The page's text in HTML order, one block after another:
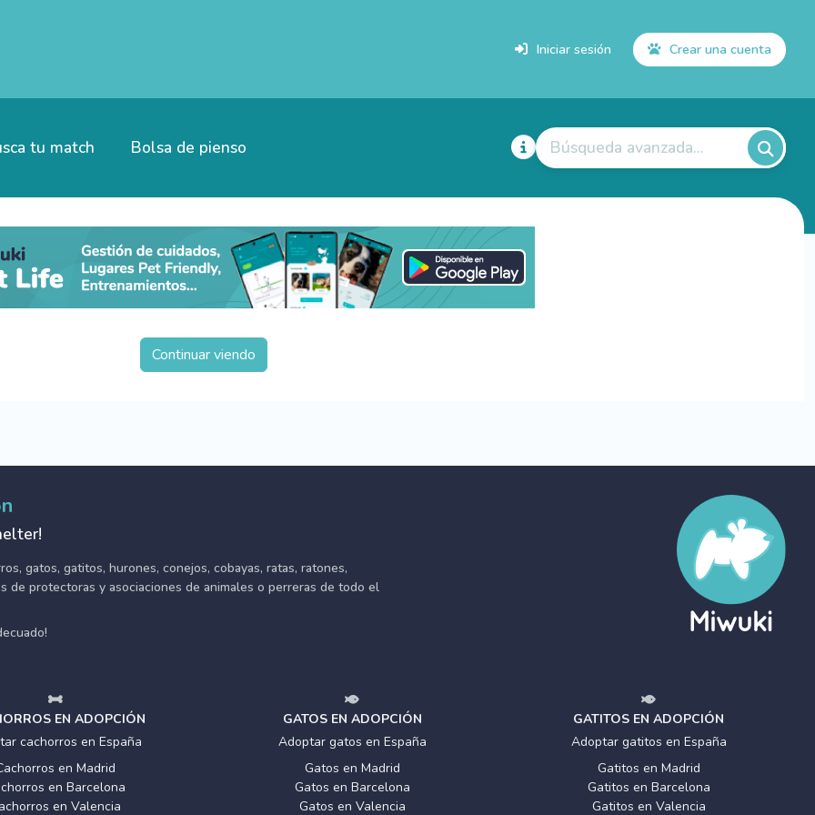
Iniciar sesión Crear una cuenta
tu match Bolsa de pienso Búsqueda avanzada...
Continuar viendo
gatos, gatitos, hurones, conejos, cobayas, ratas, ratones,
de protectoras y asociaciones de animales o perreras de todo el
EN ADOPCIÓN
cachorros en España
en Madrid
en Barcelona
en Valencia
GATOS EN ADOPCIÓN
Adoptar gatos en España
Gatos en Madrid
Gatos en Barcelona
Gatos en Valencia
GATITOS EN ADOPCIÓN
Adoptar gatitos en España
Gatitos en Madrid
Gatitos en Barcelona
Gatitos en Valencia